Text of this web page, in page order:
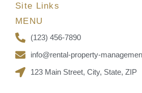
Site Links
MENU
(123) 456-7890
info@rental-property-
123 Main Street, City, State, ZIP